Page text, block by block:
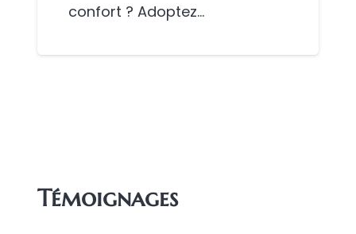
confort ? Adoptez…
Témoignages